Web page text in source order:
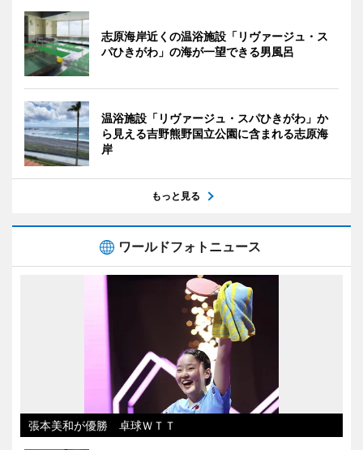
志原海岸近くの温浴施設「リヴァージュ・ス
パひきがわ」の海が一望できる男風呂
温浴施設「リヴァージュ・スパひきがわ」か
ら見える吉野熊野国立公園に含まれる志原海
岸
もっと見る
ワールドフォトニュース
張本美和が優勝 卓球ＷＴＴ